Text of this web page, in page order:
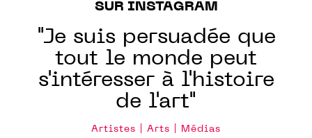
SUR INSTAGRAM
"Je suis persuadée que
tout le monde peut
s'intéresser à l'histoire
de l'art"
Artistes | Arts | Médias